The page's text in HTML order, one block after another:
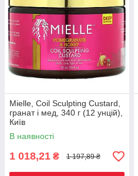
Mielle, Coil Sculpting Custard,
гранат і мед, 340 г (12 унцій),
Київ
В наявності
1 018,21 ₴ 1 197,89 ₴